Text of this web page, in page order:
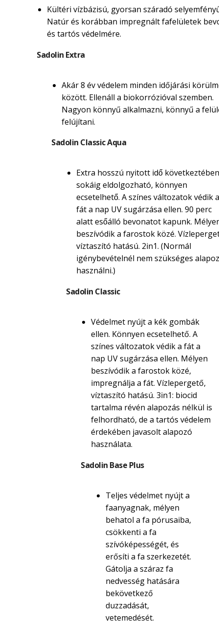
Kültéri vízbázisú, gyorsan száradó
Natúr és korábban impregnált fafelületek
és tartós védelmére.
Sadolin Extra
Akár 8 év védelem minden időjárási
között. Ellenáll a biokorrózióval szemben.
Nagyon könnyű alkalmazni, könnyű a
felújítani.
Sadolin Classic Aqua
Extra hosszú nyitott idő következtében
sokáig eldolgozható, könnyen
ecsetelhető. A színes változatok védik a
fát a nap UV sugárzása ellen. 90 perc
alatt esőálló bevonatot kapunk.
beszívódik a farostok közé.
víztaszító hatású. 2in1. (Normál
igénybevételnél nem szükséges
használni.)
Sadolin Classic
Védelmet nyújt a kék gombák
ellen. Könnyen ecsetelhető. A
színes változatok védik a fát a
nap UV sugárzása ellen. Mélyen
beszívódik a farostok közé,
impregnálja a fát. Vízlepergető,
víztaszító hatású. 3in1: biocid
tartalma révén alapozás nélkül is
felhordható, de a tartós védelem
érdekében javasolt alapozó
használata.
Sadolin Base Plus
Teljes védelmet nyújt a
faanyagnak, mélyen
behatol a fa pórusaiba,
csökkenti a fa
szívóképességét, és
erősíti a fa szerkezetét.
Gátolja a száraz fa
nedvesség hatására
bekövetkező
duzzadását,
vetemedését.